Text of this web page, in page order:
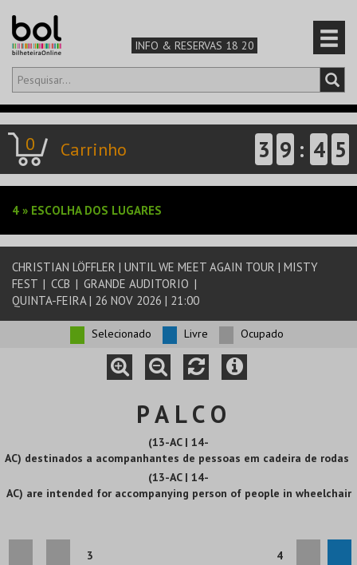
INFO & RESERVAS 18 20
Olá,iniciar sessão
CARRINHO 0
TEATRO & ARTE
FAMÍLIA
DESPORTO & AVENTURA
0 Carrinho 3 9 : 4 5
4 » ESCOLHA DOS LUGARES
CHRISTIAN LÖFFLER | UNTIL WE MEET AGAIN TOUR | MISTY
FEST | CCB | GRANDE AUDITORIO |
QUINTA-FEIRA | 26 NOV 2026 | 21:00
Selecionado Livre Ocupado
P A L C O
(13-AC | 14-
AC) destinados a acompanhantes de pessoas em cadeira de rodas
(13-AC | 14-
AC) are intended for accompanying person of people in wheelchair
3 4